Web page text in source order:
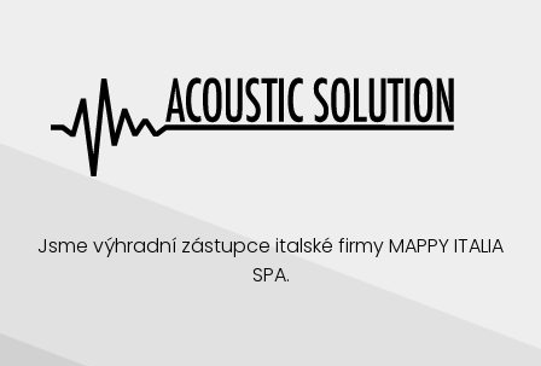
Jsme výhradní zástupce italské firmy MAPPY ITALIA
SPA.